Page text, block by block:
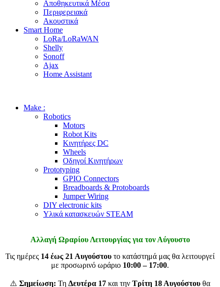
Αποθηκευτικά Μέσα
Περιφερειακά
Ακουστικά
Smart Home
LoRa/LoRaWAN
Shelly
Sonoff
Ajax
Home Assistant
Make :
Robotics
Motors
Robot Kits
Κινητήρες DC
Wheels
Οδηγοί Κινητήρων
Prototyping
GPIO Connectors
Breadboards & Protoboards
Jumper Wiring
DIY electronic kits
Υλικά κατασκευών STEAM
Αλλαγή Ωραρίου Λειτουργίας για τον Αύγουστο
Τις ημέρες 14 έως 21 Αυγούστου το κατάστημά μας θα λειτουργεί
με προσωρινό ωράριο 10:00 – 17:00.
⚠️ Σημείωση: Τη Δευτέρα 17 και την Τρίτη 18 Αυγούστου θα